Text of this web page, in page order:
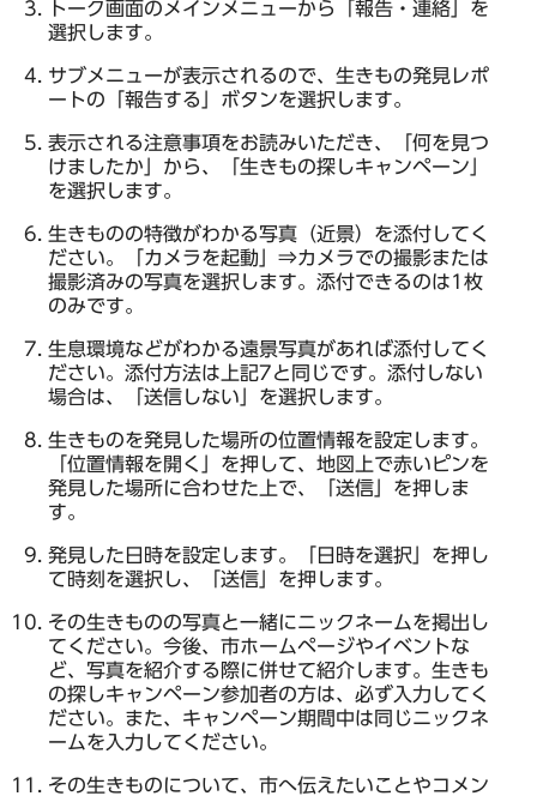
トーク画面のメインメニューから「報告・連絡」を
選択します。
サブメニューが表示されるので、生きもの発見レポ
ートの「報告する」ボタンを選択します。
表示される注意事項をお読みいただき、「何を見つ
けましたか」から、「生きもの探しキャンペーン」
を選択します。
生きものの特徴がわかる写真（近景）を添付してく
ださい。「カメラを起動」⇒カメラでの撮影または
撮影済みの写真を選択します。添付できるのは1枚
のみです。
生息環境などがわかる遠景写真があれば添付してく
ださい。添付方法は上記7と同じです。添付しない
場合は、「送信しない」を選択します。
生きものを発見した場所の位置情報を設定します。
「位置情報を開く」を押して、地図上で赤いピンを
発見した場所に合わせた上で、「送信」を押しま
す。
発見した日時を設定します。「日時を選択」を押し
て時刻を選択し、「送信」を押します。
その生きものの写真と一緒にニックネームを掲出し
てください。今後、市ホームページやイベントな
ど、写真を紹介する際に併せて紹介します。生きも
の探しキャンペーン参加者の方は、必ず入力してく
ださい。また、キャンペーン期間中は同じニックネ
ームを入力してください。
その生きものについて、市へ伝えたいことやコメン